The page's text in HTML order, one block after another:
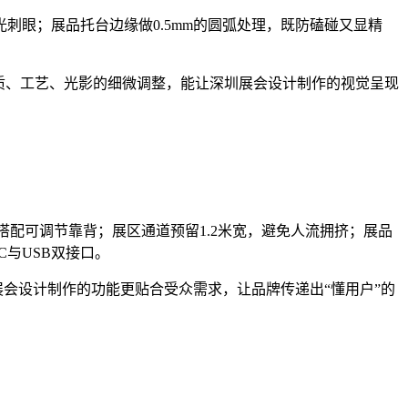
眼；展品托台边缘做0.5mm的圆弧处理，既防磕碰又显精
工艺、光影的细微调整，能让深圳展会设计制作的视觉呈现
可调节靠背；展区通道预留1.2米宽，避免人流拥挤；展品
USB双接口。
设计制作的功能更贴合受众需求，让品牌传递出“懂用户”的